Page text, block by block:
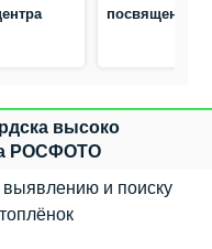
посвященная
высоко
РОСФОТО
и поиску